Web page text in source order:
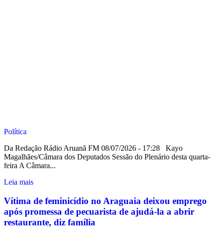
Política
Da Redação Rádio Aruanã FM 08/07/2026 - 17:28 Kayo
Magalhães/Câmara dos Deputados Sessão do Plenário desta quarta-
feira A Câmara...
Leia mais
Vítima de feminicídio no Araguaia deixou emprego
após promessa de pecuarista de ajudá-la a abrir
restaurante, diz família